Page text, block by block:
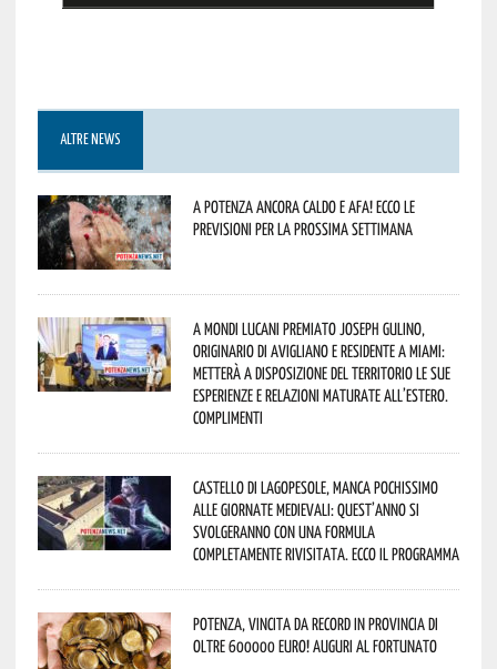
ALTRE NEWS
A Potenza ancora caldo e afa! Ecco le
previsioni per la prossima settimana
A Mondi lucani premiato Joseph Gulino,
originario di Avigliano e residente a Miami:
metterà a disposizione del territorio le sue
esperienze e relazioni maturate all’estero.
Complimenti
Castello di Lagopesole, manca pochissimo
alle Giornate Medievali: quest’anno si
svolgeranno con una formula
completamente rivisitata. Ecco il programma
Potenza, vincita da record in provincia di
oltre 600000 euro! Auguri al fortunato